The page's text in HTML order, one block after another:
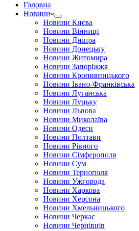
Головна
Новини
Новини Києва
Новини Вінниці
Новини Дніпра
Новини Донецьку
Новини Житомира
Новини Запоріжжя
Новини Кропивницького
Новини Івано-Франківська
Новини Луганська
Новини Луцьку
Новини Львова
Новини Миколаїва
Новини Одеси
Новини Полтави
Новини Рівного
Новини Сімферополя
Новини Сум
Новини Тернополя
Новини Ужгорода
Новини Харкова
Новини Херсона
Новини Хмельницького
Новини Черкас
Новини Чернівців